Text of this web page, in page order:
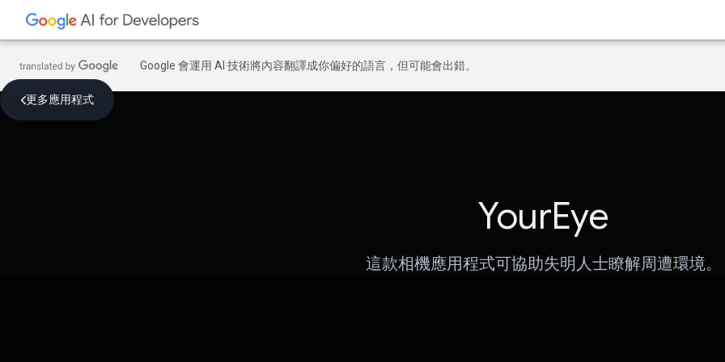
Google 會運用 AI 技術將內容翻譯成你偏好的語言，但可能會出錯。
更多應用程式
YourEye
這款相機應用程式可協助失明人士瞭解周遭環境。